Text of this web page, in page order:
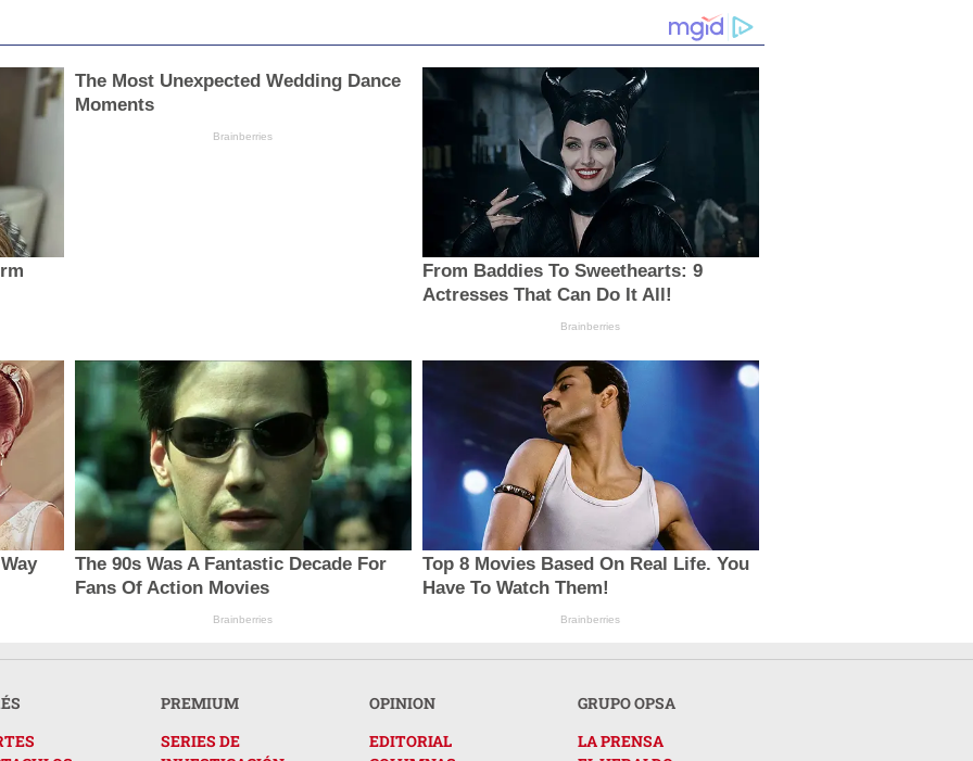
The Most Unexpected Wedding Dance
Moments
Brainberries
From Baddies To Sweethearts: 9
Actresses That Can Do It All!
Brainberries
The 90s Was A Fantastic Decade For
Fans Of Action Movies
Brainberries
Top 8 Movies Based On Real Life. You
Have To Watch Them!
Brainberries
PREMIUM
SERIES DE
OPINION
EDITORIAL
GRUPO OPSA
LA PRENSA